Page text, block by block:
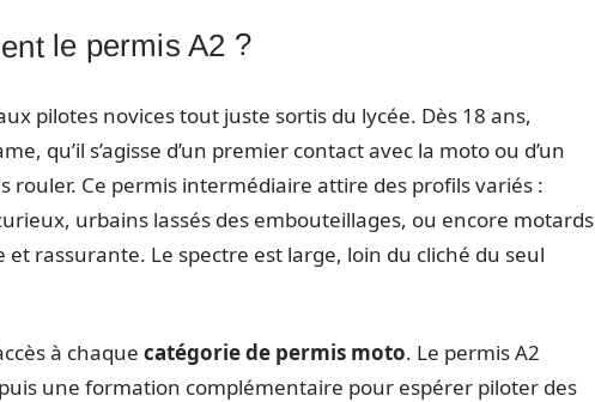
le permis A2 ?
pilotes novices tout juste sortis du lycée. Dès 18 ans,
qu’il s’agisse d’un premier contact avec la moto ou d’un
rouler. Ce permis intermédiaire attire des profils variés :
urbains lassés des embouteillages, ou encore motards
et rassurante. Le spectre est large, loin du cliché du seul
à chaque catégorie de permis moto. Le permis A2
une formation complémentaire pour espérer piloter des